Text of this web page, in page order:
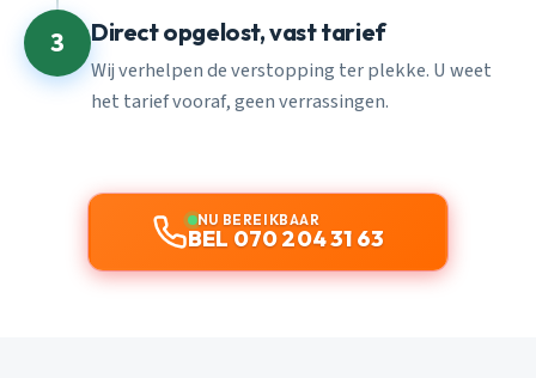
3 Direct opgelost, vast tarief
Wij verhelpen de verstopping ter plekke. U weet
het tarief vooraf, geen verrassingen.
NU BEREIKBAAR
BEL 070 204 31 63